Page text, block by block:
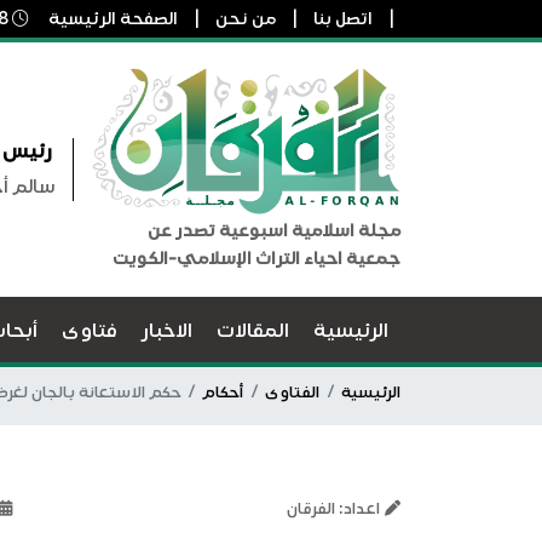
اتصل بنا من نحن الصفحة الرئيسية
مجلة اسلامية اسبوعية تصدر عن
جمعية احياء التراث الإسلامي-الكويت
رئيس
سالم
الرئيسية المقالات الاخبار فتاوى
الرئيسية الفتاوى أحكام حكم الاستعانة بالجان
اعداد: الفرقان